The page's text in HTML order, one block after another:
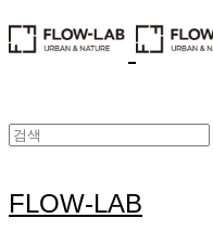
FLOW-LAB